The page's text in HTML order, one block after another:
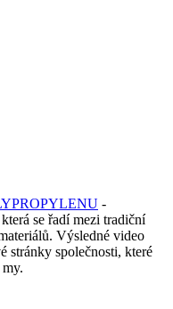
-
se řadí mezi tradiční
Výsledné video
stránky společnosti, které